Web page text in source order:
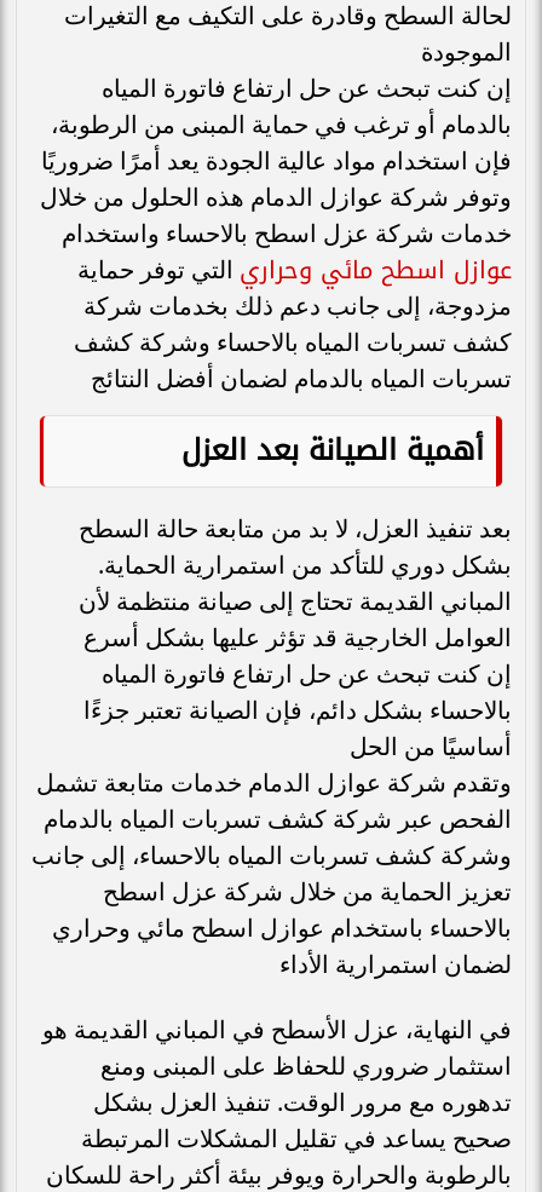
لحالة السطح وقادرة على التكيف مع التغيرات
الموجودة
إن كنت تبحث عن حل ارتفاع فاتورة المياه
بالدمام أو ترغب في حماية المبنى من الرطوبة،
فإن استخدام مواد عالية الجودة يعد أمرًا ضروريًا
وتوفر شركة عوازل الدمام هذه الحلول من خلال
خدمات شركة عزل اسطح بالاحساء واستخدام
عوازل اسطح مائي وحراري التي توفر حماية
مزدوجة، إلى جانب دعم ذلك بخدمات شركة
كشف تسربات المياه بالاحساء وشركة كشف
تسربات المياه بالدمام لضمان أفضل النتائج
أهمية الصيانة بعد العزل
بعد تنفيذ العزل، لا بد من متابعة حالة السطح
بشكل دوري للتأكد من استمرارية الحماية.
المباني القديمة تحتاج إلى صيانة منتظمة لأن
العوامل الخارجية قد تؤثر عليها بشكل أسرع
إن كنت تبحث عن حل ارتفاع فاتورة المياه
بالاحساء بشكل دائم، فإن الصيانة تعتبر جزءًا
أساسيًا من الحل
وتقدم شركة عوازل الدمام خدمات متابعة تشمل
الفحص عبر شركة كشف تسربات المياه بالدمام
وشركة كشف تسربات المياه بالاحساء، إلى جانب
تعزيز الحماية من خلال شركة عزل اسطح
بالاحساء باستخدام عوازل اسطح مائي وحراري
لضمان استمرارية الأداء
في النهاية، عزل الأسطح في المباني القديمة هو
استثمار ضروري للحفاظ على المبنى ومنع
تدهوره مع مرور الوقت. تنفيذ العزل بشكل
صحيح يساعد في تقليل المشكلات المرتبطة
بالرطوبة والحرارة ويوفر بيئة أكثر راحة للسكان